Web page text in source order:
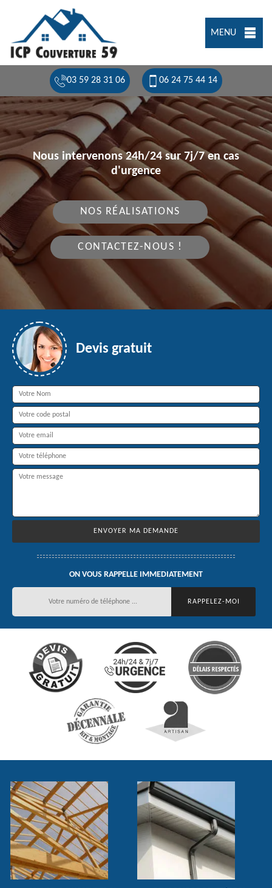
MENU
03 59 28 31 06 06 24 75 44 14
Nous intervenons 24h/24 sur 7j/7 en cas
d'urgence
NOS RÉALISATIONS
CONTACTEZ-NOUS !
Devis gratuit
ON VOUS RAPPELLE IMMEDIATEMENT